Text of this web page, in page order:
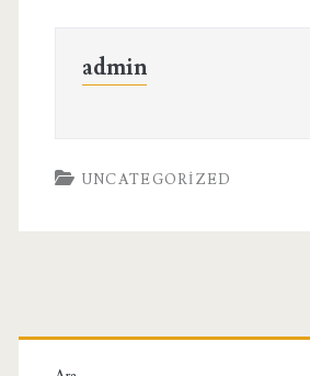
admin
UNCATEGORIZED
Birincil